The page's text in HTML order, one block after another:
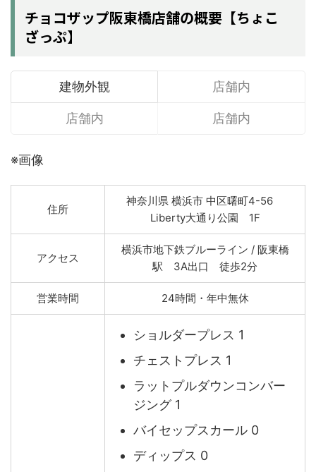
チョコザップ阪東橋店舗の概要【ちょこ
ざっぷ】
建物外観 店舗内
店舗内 店舗内
※画像
住所
神奈川県 横浜市 中区曙町4-56
Liberty大通り公園 1F
アクセス
横浜市地下鉄ブルーライン / 阪東橋
駅 3A出口 徒歩2分
営業時間 24時間・年中無休
ショルダープレス 1
チェストプレス 1
ラットプルダウンコンバー
ジング 1
バイセップスカール 0
ディップス 0